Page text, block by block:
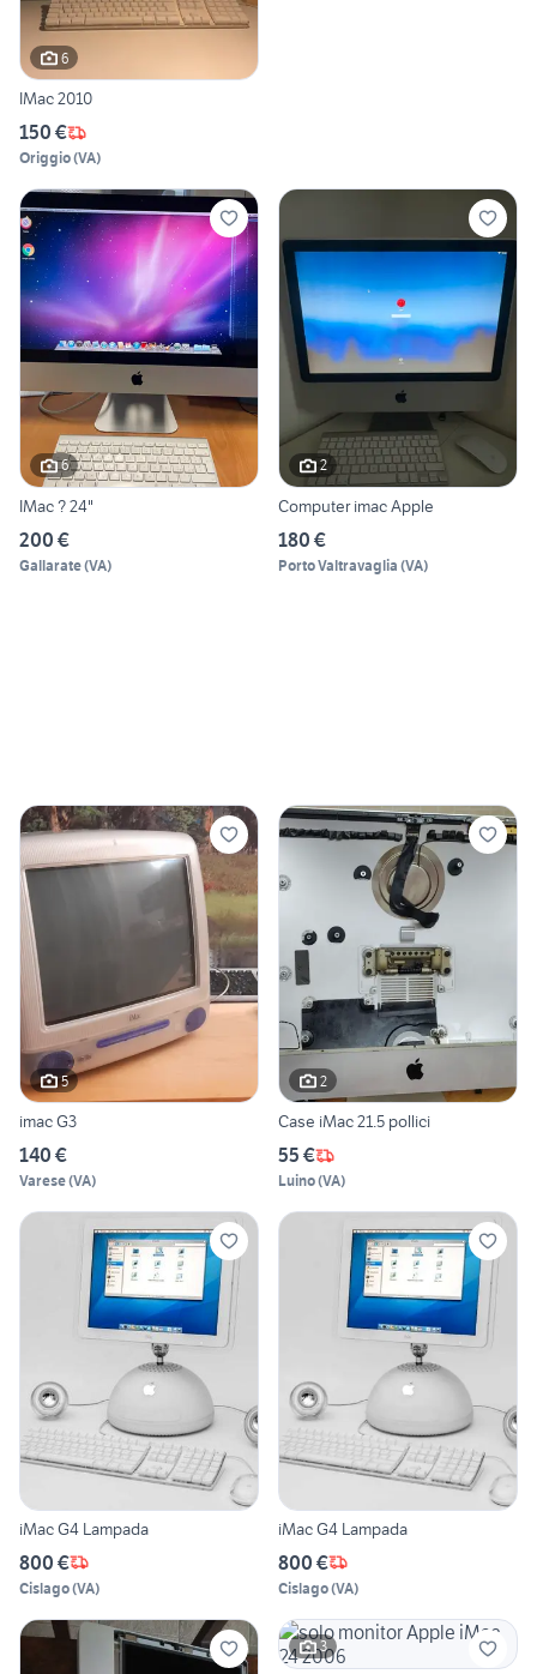
6
IMac 2010
150 €
Origgio(VA)
6
IMac ? 24"
200 €
Gallarate(VA)
2
Computer imac Apple
180 €
Porto Valtravaglia (VA)
5
imac G3
140 €
Varese(VA)
2
Case iMac 21.5 pollici
55 €
Luino(VA)
iMac G4 Lampada
800 €
Cislago(VA)
iMac G4 Lampada
800 €
Cislago(VA)
3